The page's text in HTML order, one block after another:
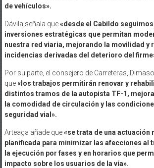
de vehículos».
Dávila señala que«desde el Cabildo
inversiones estratégicas que permitan
nuestra red viaria, mejorando la movilidad y
incidencias derivadas del deterioro del
Por su parte, el consejero de Carreteras,
que«los trabajos permitirán renovar y
distintos tramos de la autopista TF-1,
la comodidad de circulación y las
seguridad vial».
Arteaga añade que«se trata de una actuación
planificada para minimizar las afecciones al
la ejecución por fases y en horarios que
impacto sobre los usuarios de la vía».